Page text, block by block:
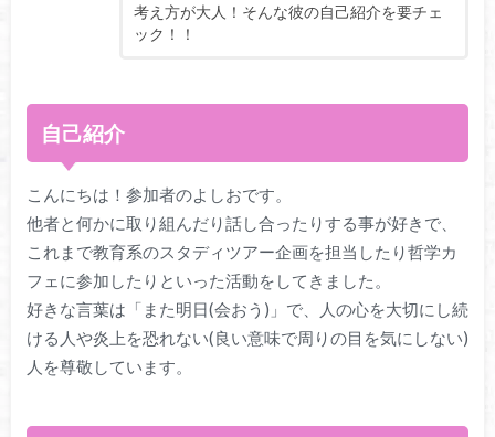
考え方が大人！そんな彼の自己紹介を要チェ
ック！！
自己紹介
こんにちは！参加者のよしおです。
他者と何かに取り組んだり話し合ったりする事が好きで、
これまで教育系のスタディツアー企画を担当したり哲学カ
フェに参加したりといった活動をしてきました。
好きな言葉は「また明日(会おう)」で、人の心を大切にし続
ける人や炎上を恐れない(良い意味で周りの目を気にしない)
人を尊敬しています。